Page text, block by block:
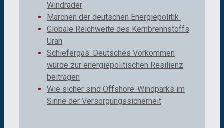
Windräder
Märchen der deutschen Energiepolitik
Globale Reichweite des Kernbrennstoffs
Uran
Schiefergas: Deutsches Vorkommen
würde zur energiepolitischen Resilienz
beitragen
Wie sicher sind Offshore-Windparks im
Sinne der Versorgungssicherheit